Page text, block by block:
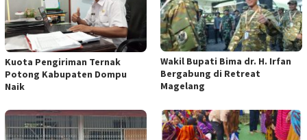
Kuota Pengiriman Ternak
Potong Kabupaten Dompu
Naik
Wakil Bupati Bima dr. H. Irfan
Bergabung di Retreat
Magelang